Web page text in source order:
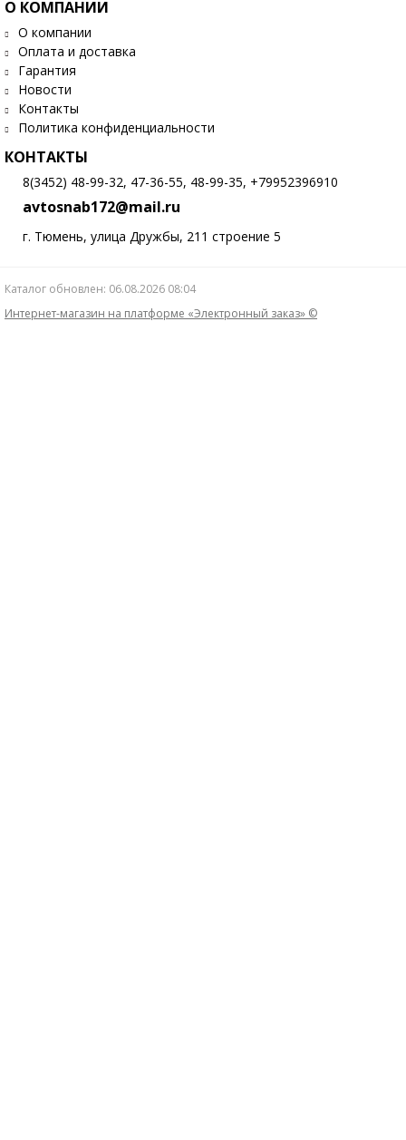
О КОМПАНИИ
О компании
Оплата и доставка
Гарантия
Новости
Контакты
Политика конфиденциальности
КОНТАКТЫ
8(3452) 48-99-32, 47-36-55, 48-99-35, +79952396910
avtosnab172@mail.ru
г. Тюмень, улица Дружбы, 211 строение 5
Каталог обновлен: 06.08.2026 08:04
Интернет-магазин на платформе «Электронный заказ» ©